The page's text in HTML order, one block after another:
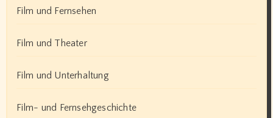
Film und Fernsehen
Film und Theater
Film und Unterhaltung
Film- und Fernsehgeschichte